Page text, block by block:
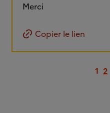
Merci
Copier le lien
1 2